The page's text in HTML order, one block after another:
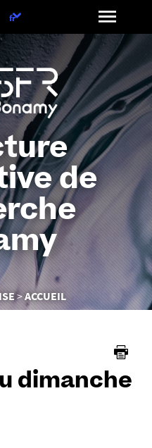
de
ACCUEIL
Choix
la
langue
fr
dimanche